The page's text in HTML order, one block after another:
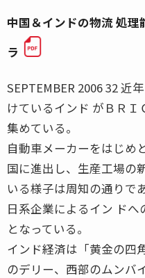
中国＆インドの物流 処
ラ
SEPTEMBER 2006 32 近
けているインド がＢＲ
集めている。
自動車メーカーをはじめ
国に進出し、生産工場の
いる様子は周知の通りで
日系企業によるイン ド
となっている。
インド経済は「黄金の四
のデリー、西部のムンバ